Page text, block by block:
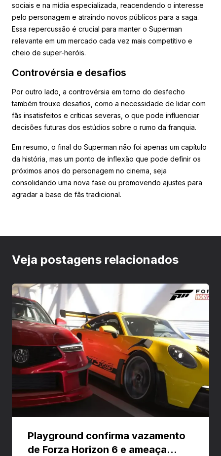
sociais e na mídia especializada, reacendendo o interesse
pelo personagem e atraindo novos públicos para a saga.
Essa repercussão é crucial para manter o Superman
relevante em um mercado cada vez mais competitivo e
cheio de super-heróis.
Controvérsia e desafios
Por outro lado, a controvérsia em torno do desfecho
também trouxe desafios, como a necessidade de lidar com
fãs insatisfeitos e críticas severas, o que pode influenciar
decisões futuras dos estúdios sobre o rumo da franquia.
Em resumo, o final do Superman não foi apenas um capítulo
da história, mas um ponto de inflexão que pode definir os
próximos anos do personagem no cinema, seja
consolidando uma nova fase ou promovendo ajustes para
agradar a base de fãs tradicional.
Veja postagens relacionados
Playground confirma vazamento
de Forza Horizon 6 e ameaça